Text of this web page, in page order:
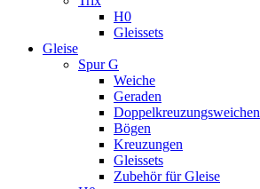
H0
Gleissets
Gleise
Spur G
Weiche
Geraden
Doppelkreuzungsweichen
Bögen
Kreuzungen
Gleissets
Zubehör für Gleise